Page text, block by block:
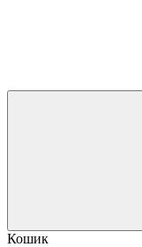
Кошик